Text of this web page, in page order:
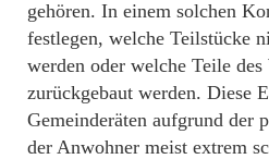
gehören. In einem solchen
festlegen, welche Teilstücke
werden oder welche Teile
zurückgebaut werden. Diese
Gemeinderäten aufgrund der
der Anwohner meist extrem